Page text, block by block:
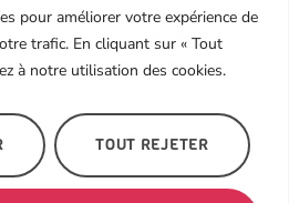
pour améliorer votre expérience de
trafic. En cliquant sur « Tout
à notre utilisation des cookies.
TOUT REJETER
et
laurence.bricaud@ac-
nantes.fr
44490 Le Croisic